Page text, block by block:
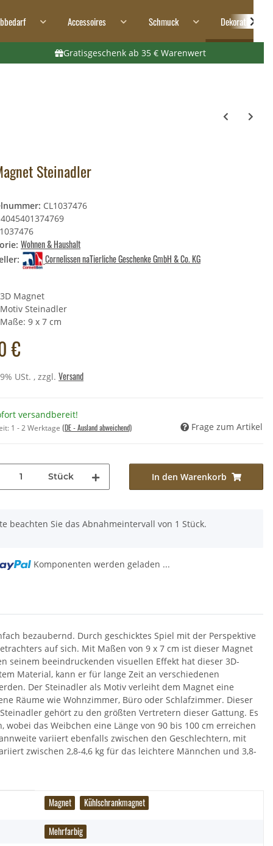
Accessoires Schmuck Dekoration
Gratisgeschenk ab 35 € Warenwert
Steinadler
CL1037476
4045401374769
1037476
Wohnen & Haushalt
Cornelissen naTierliche Geschenke GmbH & Co. KG
3D Magnet
Motiv Steinadler
Maße: 9 x 7 cm
€
USt. , zzgl. Versand
versandbereit!
1 - 2 Werktage (DE - Ausland abweichend) Frage zum Artikel
Stück In den Warenkorb
beachten Sie das Abnahmeintervall von 1 Stück.
Komponenten werden geladen ...
bezaubernd. Durch geschicktes Spiel mit der Perspektive
auf sich. Mit Maßen von 9 x 7 cm ist dieser Magnet
seinem beeindruckenden visuellen Effekt hat dieser 3D-
Material, kann er für lange Zeit an verschiedenen
Der Steinadler als Motiv verleiht dem Magnet eine
Räume wie Wohnzimmer, Büro oder Schlafzimmer. Dieser
gehört zu den größten Vertretern dieser Gattung. Es
das Weibchen eine Länge von 90 bis 100 cm erreichen
variiert ebenfalls zwischen den Geschlechtern, mit
zwischen 2,8-4,6 kg für das leichtere Männchen und 3,8-
Magnet Kühlschrankmagnet
Mehrfarbig
- Kaninchenbalg mit
€